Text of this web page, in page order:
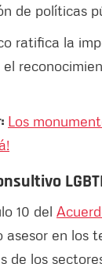
de políticas
ratifica la
Los
10 del
asesor en los
de los